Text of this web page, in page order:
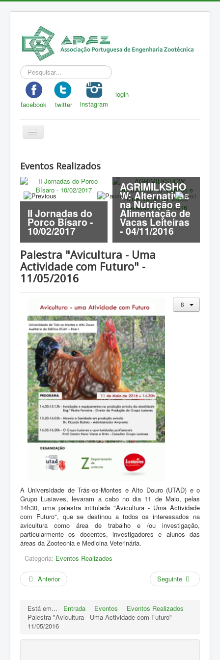
Pesquisar...
facebook twitter instagram
login
Toggle
Navigation
A Zootecnia
Notícias
ZOOTEC
Loja
Contactos
Eventos Realizados
II Jornadas do
Porco Bísaro -
10/02/2017
AGRIMILKSHO
W: Alternativas
na Nutrição e
Alimentação de
Vacas Leiteiras
- 04/11/2016
Palestra "Avicultura - Uma
Actividade com Futuro" -
11/05/2016
A Universidade de Trás-os-Montes e Alto Douro (UTAD) e o
Grupo Lusiaves, levaram a cabo no dia 11 de Maio, pelas
14h30, uma palestra intitulada "Avicultura - Uma Actividade
com Futuro", que se destinou a todos os interessados na
avicultura como área de trabalho e /ou investigação,
particularmente os docentes, investigadores e alunos das
áreas da Zootecnia e Medicina Veterinária.
Categoria: Eventos Realizados
Anterior Seguinte
Está em... Entrada Eventos
Eventos Realizados
Palestra "Avicultura - Uma Actividade com Futuro" -
11/05/2016